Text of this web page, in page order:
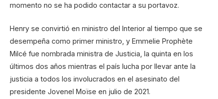
momento no se ha podido contactar a su portavoz.
Henry se convirtió en ministro del Interior al tiempo que se
desempeña como primer ministro, y Emmelie Prophète
Milcé fue nombrada ministra de Justicia, la quinta en los
últimos dos años mientras el país lucha por llevar ante la
justicia a todos los involucrados en el asesinato del
presidente Jovenel Moïse en julio de 2021.